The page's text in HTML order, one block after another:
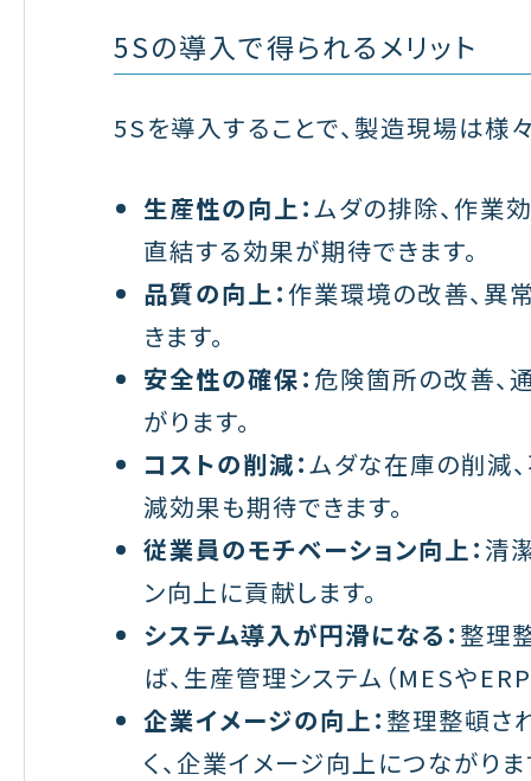
5Sの導入で得られるメリット
5Sを導入することで、製造現場は様
生産性の向上：ムダの排除、作業
直結する効果が期待できます。
品質の向上：作業環境の改善、異
きます。
安全性の確保： 危険箇所の改善、
がります。
コストの削減：ムダな在庫の削減
減効果も期待できます。
従業員のモチベーション向上： 清
ン向上に貢献します。
システム導入が円滑になる： 整理
ば、生産管理システム（MESや
企業イメージの向上： 整理整頓さ
く、企業イメージ向上につながりま